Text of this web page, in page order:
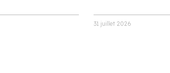
31 juillet 2026